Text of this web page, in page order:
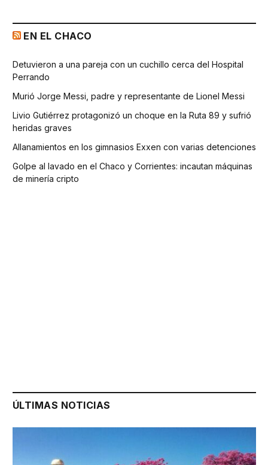
EN EL CHACO
Detuvieron a una pareja con un cuchillo cerca del Hospital
Perrando
Murió Jorge Messi, padre y representante de Lionel Messi
Livio Gutiérrez protagonizó un choque en la Ruta 89 y sufrió
heridas graves
Allanamientos en los gimnasios Exxen con varias detenciones
Golpe al lavado en el Chaco y Corrientes: incautan máquinas
de minería cripto
ÚLTIMAS NOTICIAS